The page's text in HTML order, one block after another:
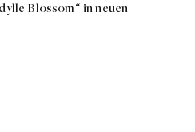
Blossom“ in neuen